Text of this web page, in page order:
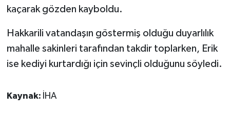
kaçarak gözden kayboldu.
Hakkarili vatandaşın göstermiş olduğu duyarlılık
mahalle sakinleri tarafından takdir toplarken, Erik
ise kediyi kurtardığı için sevinçli olduğunu söyledi.
Kaynak: İHA